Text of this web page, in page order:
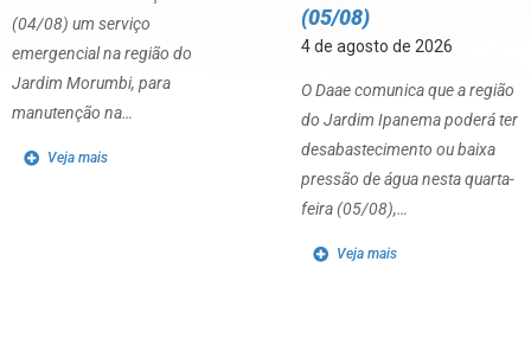
(04/08) um serviço
emergencial na região do
Jardim Morumbi, para
manutenção na…
Veja mais
(05/08)
4 de agosto de 2026
O Daae comunica que a região
do Jardim Ipanema poderá ter
desabastecimento ou baixa
pressão de água nesta quarta-
feira (05/08),…
Veja mais